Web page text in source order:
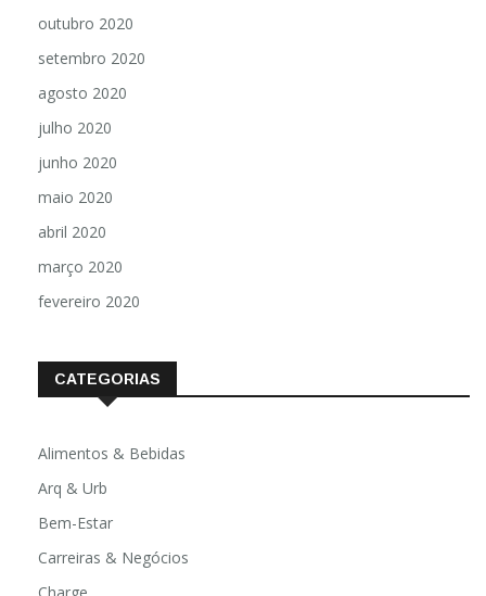
outubro 2020
setembro 2020
agosto 2020
julho 2020
junho 2020
maio 2020
abril 2020
março 2020
fevereiro 2020
CATEGORIAS
Alimentos & Bebidas
Arq & Urb
Bem-Estar
Carreiras & Negócios